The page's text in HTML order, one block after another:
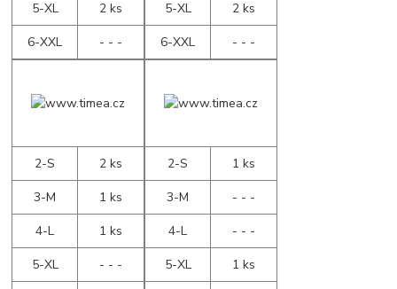
5-XL
2 ks
6-XXL
- - -
5-XL
2 ks
6-XXL
- - -
2-S
2 ks
3-M
1 ks
4-L
1 ks
5-XL
- - -
2-S
1 ks
3-M
- - -
4-L
- - -
5-XL
1 ks